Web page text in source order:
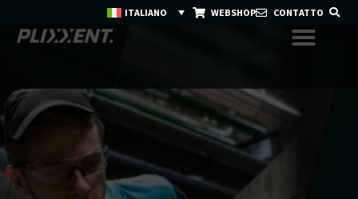
ITALIANO WEBSHOP CONTATTO